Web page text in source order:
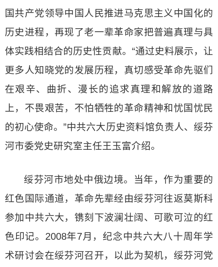
国共产党领导中国人民推进马克思主义中国化的
历史进程，再现了老一辈革命家把普遍真理与具
体实践相结合的历史性贡献。“通过史料展示，让
更多人知晓党的发展历程，真切感受革命先驱们
在艰辛、曲折、漫长的追求真理和解放的道路
上，不畏艰苦，不怕牺牲的革命精神和忧国忧民
的初心使命。”中共六大历史资料馆负责人、绥芬
河市委党史研究室主任王玉富介绍。
绥芬河市地处中俄边境。当年，作为重要的
红色国际通道，革命先辈经由绥芬河往返莫斯科
参加中共六大，镌刻下波澜壮阔、可歌可泣的红
色印记。2008年7月，纪念中共六大八十周年学
术研讨会在绥芬河召开，以此为契机，绥芬河党